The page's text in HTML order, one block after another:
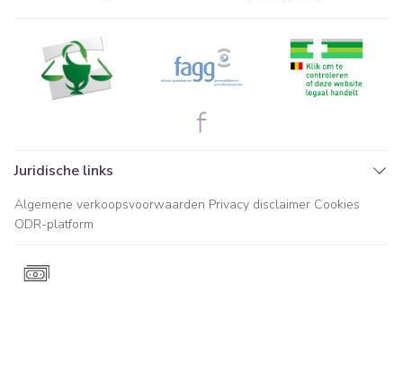
Juridische links
Algemene verkoopsvoorwaarden Privacy disclaimer Cookies
ODR-platform